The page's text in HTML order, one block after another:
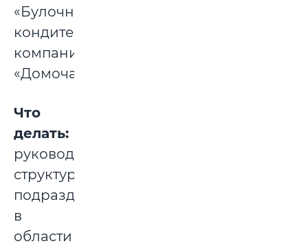
«Булочно-
кондитерская
компания
«Домочай».
Что
делать:
руководить
структурными
подразделениями
в
области